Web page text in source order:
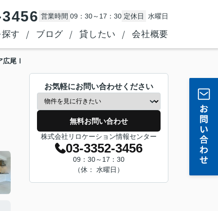
営業時間 09：30～17：30 定休日 水曜日
す ブログ 貸したい 会社概要
広尾Ⅰ
お気軽にお問い合わせください
無料お問い合わせ
株式会社リロケーション情報センター
03-3352-3456
09：30～17：30
（休： 水曜日）